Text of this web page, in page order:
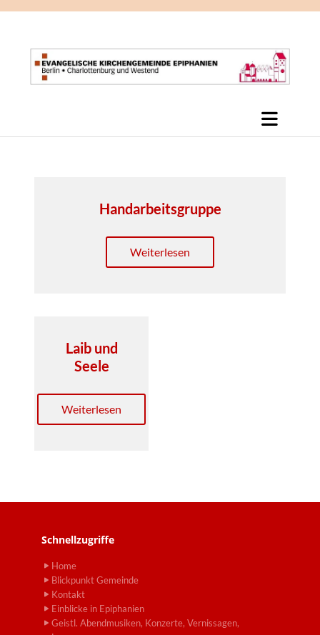
Handarbeitsgruppe
Weiterlesen
Laib und
Seele
Weiterlesen
Schnellzugriffe
Home
Blickpunkt Gemeinde
Kontakt
Einblicke in Epiphanien
Geistl. Abendmusiken, Konzerte, Vernissagen,